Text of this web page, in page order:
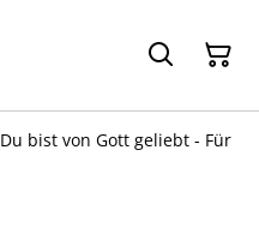
Du bist von Gott geliebt - Für